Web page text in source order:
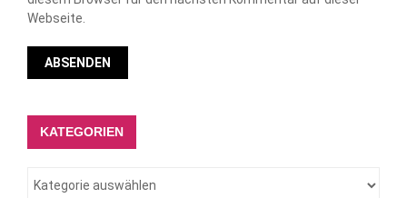
Webseite.
KATEGORIEN